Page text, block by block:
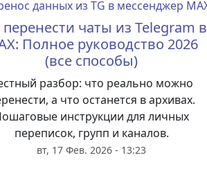
перенести чаты из Telegram в
Полное руководство 2026
(все способы)
разбор: что реально можно
а что останется в архивах.
инструкции для личных
переписок, групп и каналов.
вт, 17 Фев. 2026 - 13:23